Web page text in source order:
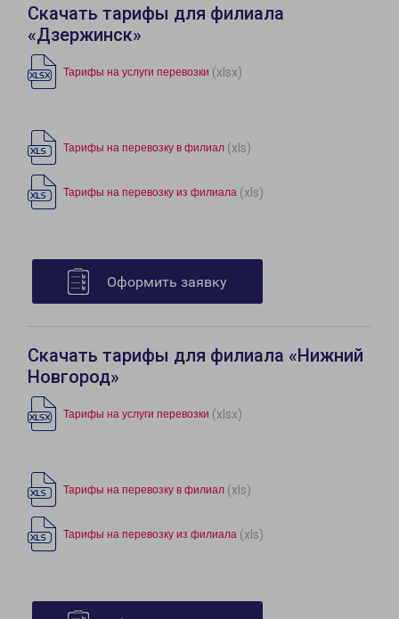
Скачать тарифы для филиала
«Дзержинск»
Тарифы на услуги перевозки (xlsx)
Тарифы на перевозку в филиал (xls)
Тарифы на перевозку из филиала (xls)
Оформить заявку
Скачать тарифы для филиала «Нижний
Новгород»
Тарифы на услуги перевозки (xlsx)
Тарифы на перевозку в филиал (xls)
Тарифы на перевозку из филиала (xls)